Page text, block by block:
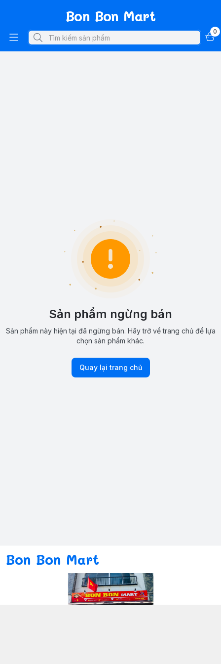
Bon Bon Mart
0
Sản phẩm ngừng bán
Sản phẩm này hiện tại đã ngừng bán. Hãy trở về trang chủ để lựa
chọn sản phẩm khác.
Quay lại trang chủ
Bon Bon Mart